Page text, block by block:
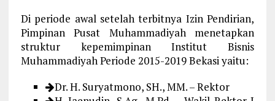
Di periode awal setelah terbitnya Izin Pendirian,
Pimpinan Pusat Muhammadiyah menetapkan
struktur kepemimpinan Institut Bisnis
Muhammadiyah Periode 2015-2019 Bekasi yaitu:
Dr. H. Suryatmono, SH., MM. – Rektor